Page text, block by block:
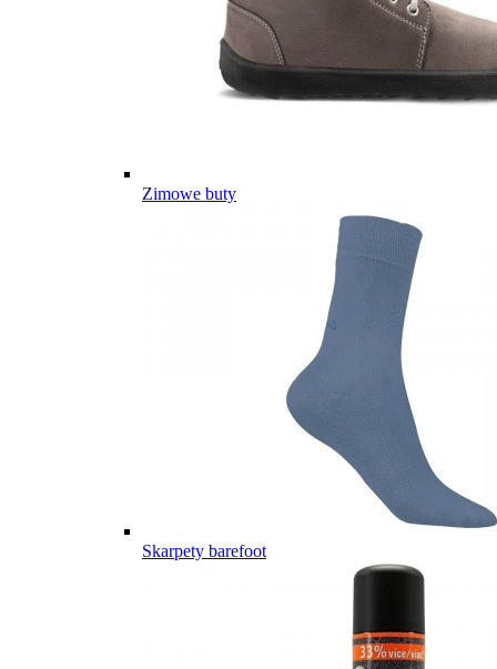
Zimowe buty
Skarpety barefoot